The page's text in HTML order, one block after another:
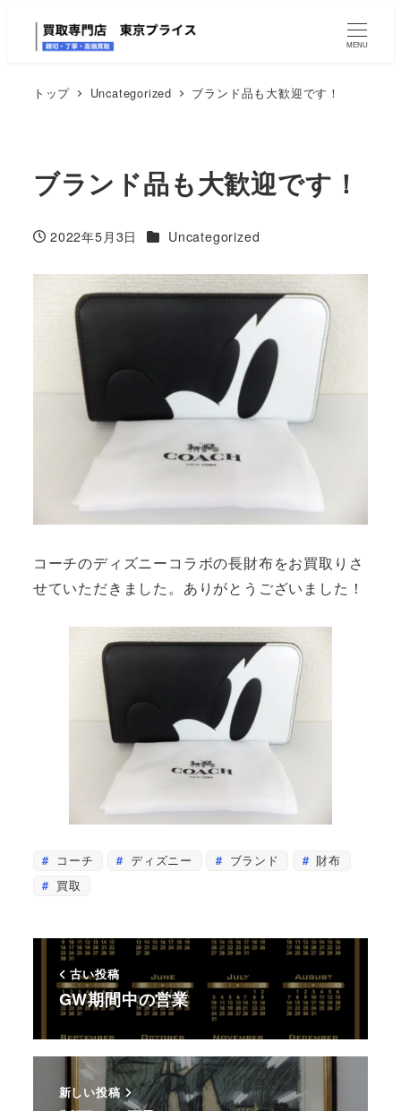
MENU
トップ Uncategorized ブランド品も大歓迎です！
ブランド品も大歓迎です！
投稿日
2022年5月3日 カテゴリー
Uncategorized
コーチのディズニーコラボの長財布をお買取りさ
せていただきました。ありがとうございました！
コーチ ディズニー ブランド
財布
買取
古い投稿
GW期間中の営業
新しい投稿